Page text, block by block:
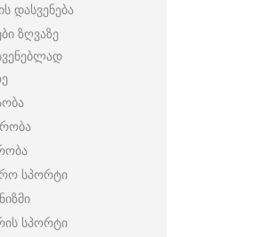
დასვენება
ზღვაზე
სპორტი
სპორტი